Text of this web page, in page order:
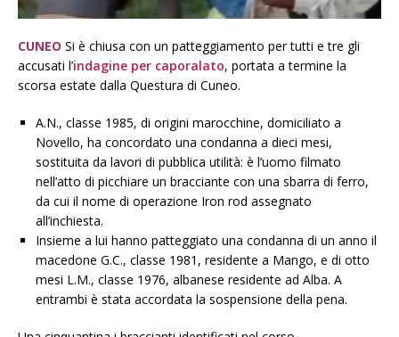
CUNEO Si è chiusa con un patteggiamento per tutti e tre gli
accusati l’indagine per caporalato, portata a termine la
scorsa estate dalla Questura di Cuneo.
A.N., classe 1985, di origini marocchine, domiciliato a
Novello, ha concordato una condanna a dieci mesi,
sostituita da lavori di pubblica utilità: è l’uomo filmato
nell’atto di picchiare un bracciante con una sbarra di ferro,
da cui il nome di operazione Iron rod assegnato
all’inchiesta.
Insieme a lui hanno patteggiato una condanna di un anno il
macedone G.C., classe 1981, residente a Mango, e di otto
mesi L.M., classe 1976, albanese residente ad Alba. A
entrambi è stata accordata la sospensione della pena.